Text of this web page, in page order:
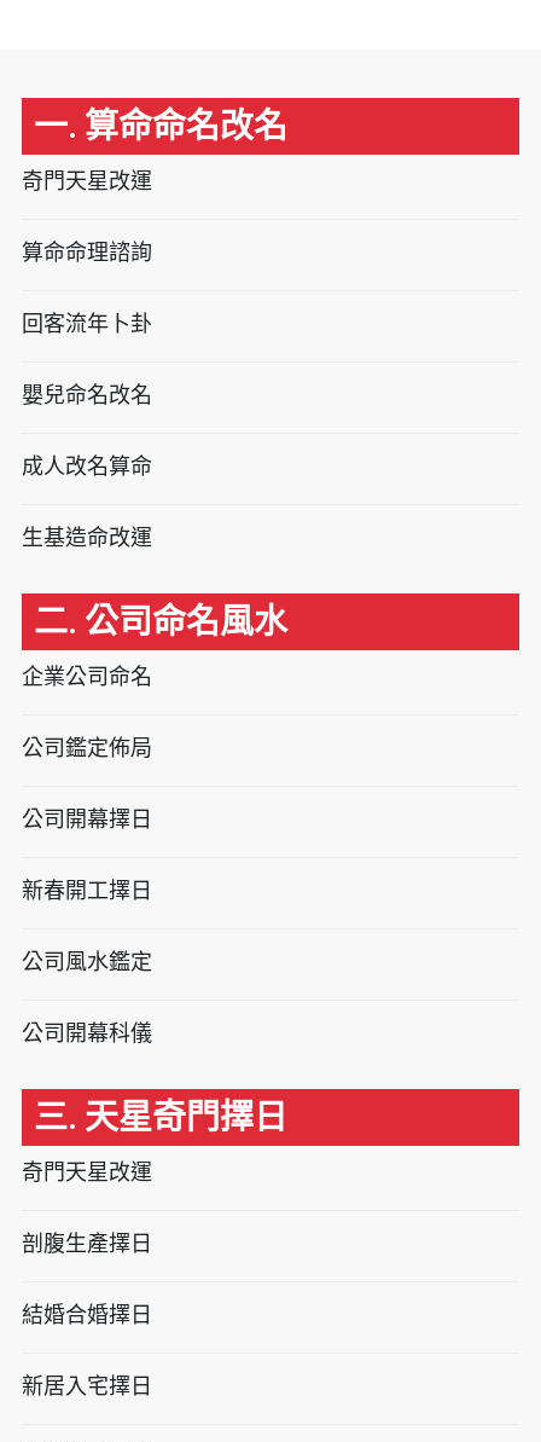
一. 算命命名改名
奇門天星改運
算命命理諮詢
回客流年卜卦
嬰兒命名改名
成人改名算命
生基造命改運
二. 公司命名風水
企業公司命名
公司鑑定佈局
公司開幕擇日
新春開工擇日
公司風水鑑定
公司開幕科儀
三. 天星奇門擇日
奇門天星改運
剖腹生產擇日
結婚合婚擇日
新居入宅擇日